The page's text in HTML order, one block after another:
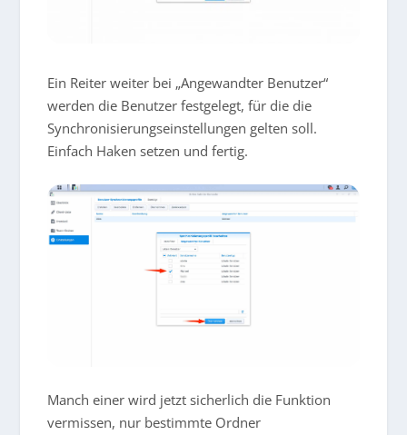
Ein Reiter weiter bei „Angewandter Benutzer“
werden die Benutzer festgelegt, für die die
Synchronisierungseinstellungen gelten soll.
Einfach Haken setzen und fertig.
Manch einer wird jetzt sicherlich die Funktion
vermissen, nur bestimmte Ordner